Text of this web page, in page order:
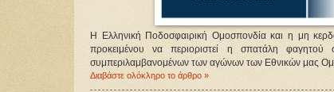
Η Ελληνική Ποδοσφαιρική Ομοσπονδία και η μη
προκειμένου να περιοριστεί η σπατάλη φαγητού
συμπεριλαμβανομένων των αγώνων των Εθνικών μας
Διαβάστε ολόκληρο το άρθρο »